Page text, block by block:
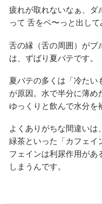
疲れが取れないなぁ、ダ
って 舌をベ〜っと出して
舌の縁（舌の周囲）がブ
は、ずばり夏バテです。
夏バテの多くは「冷たい
が原因。水で半分に薄め
ゆっくりと飲んで水分を
よくありがちな間違いは
緑茶といった「カフェイ
フェインは利尿作用があ
しまうんです。